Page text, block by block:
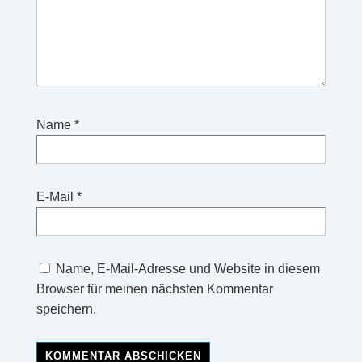
Name *
E-Mail *
Name, E-Mail-Adresse und Website in diesem
Browser für meinen nächsten Kommentar
speichern.